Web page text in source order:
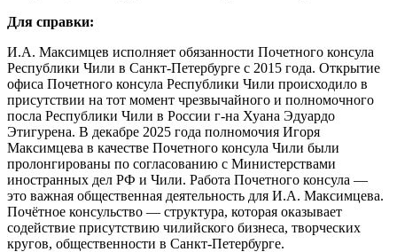
Для справки:
И.А. Максимцев исполняет обязанности Почетного консула
Республики Чили в Санкт-Петербурге с 2015 года. Открытие
офиса Почетного консула Республики Чили происходило в
присутствии на тот момент чрезвычайного и полномочного
посла Республики Чили в России г-на Хуана Эдуардо
Этигурена. В декабре 2025 года полномочия Игоря
Максимцева в качестве Почетного консула Чили были
пролонгированы по согласованию с Министерствами
иностранных дел РФ и Чили. Работа Почетного консула —
это важная общественная деятельность для И.А. Максимцева.
Почётное консульство — структура, которая оказывает
содействие присутствию чилийского бизнеса, творческих
кругов, общественности в Санкт-Петербурге.